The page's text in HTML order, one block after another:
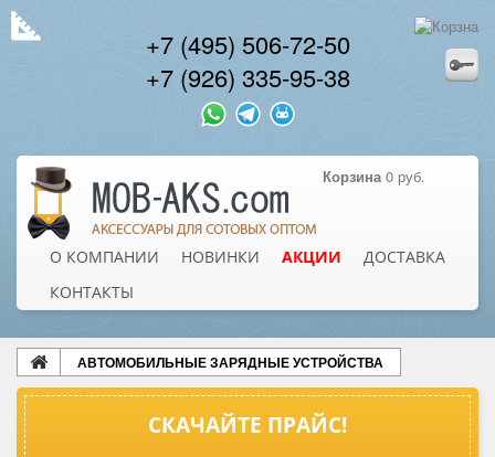
+7 (495) 506-72-50
+7 (926) 335-95-38
Корзина 0 руб.
О КОМПАНИИ НОВИНКИ АКЦИИ
ДОСТАВКА
КОНТАКТЫ
АВТОМОБИЛЬНЫЕ ЗАРЯДНЫЕ УСТРОЙСТВА
СКАЧАЙТЕ ПРАЙС!